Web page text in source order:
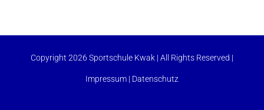
Copyright 2026 Sportschule Kwak | All Rights Reserved |
Impressum | Datenschutz